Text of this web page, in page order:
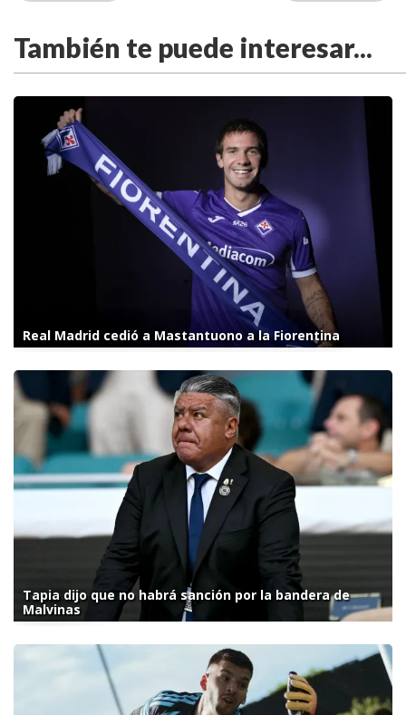
También te puede interesar...
Real Madrid cedió a Mastantuono a la Fiorentina
Tapia dijo que no habrá sanción por la bandera de
Malvinas